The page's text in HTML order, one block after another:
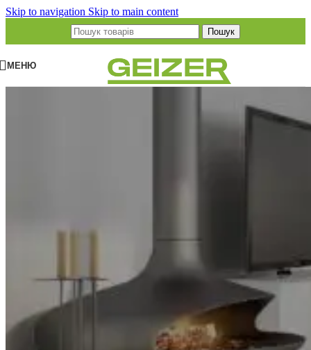
Skip to navigation Skip to main content
Пошук
МЕНЮ